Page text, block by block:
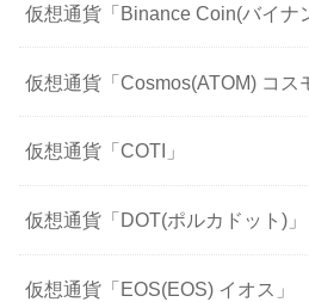
仮想通貨「Binance Coin(バイナ
仮想通貨「Cosmos(ATOM) コス
仮想通貨「COTI」
仮想通貨「DOT(ポルカドット)」
仮想通貨「EOS(EOS) イオス」